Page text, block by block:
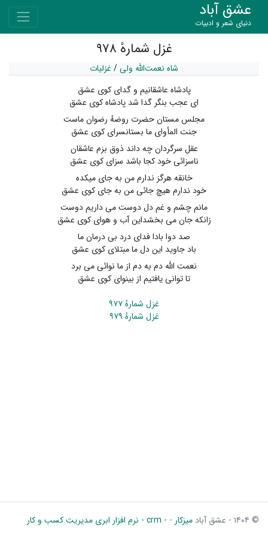
عشق آباد
دنیای شعر و ادبیات
غزل شمارهٔ ۹۷۸
شاه نعمت‌الله ولی/ غزلیات
پادشاه عاشقانیم و گدای کوی عشق
ای عجب بنگر گدا شد پادشاه کوی عشق
مجلس مستان حضرت روضهٔ رضوان ماست
جنت المأوای ما بستانسرای کوی عشق
عقل سرگردان چه داند ذوق بزم عاشقان
ناسزائی خود کجا باشد سزای کوی عشق
خانقه هرگز ندارم من به جای میکده
خود ندارم هیچ جائی من به جای کوی عشق
مانم چشم و غم دل دوست می داریم دوست
زانکه جان می بخشداین آب و هوای کوی عشق
صد دوا بادا فدای درد بی درمان ما
باد جاوید این دل ما مبتلای کوی عشق
نعمت الله دم به دم از ما نوائی می برد
تا توانی یافتیم از بینوای کوی عشق
غزل شمارهٔ ۹۷۷
غزل شمارهٔ ۹۷۹
© ۱۴۰۴ - عشق آباد میزکار - - crm - نرم افزار ابری مدیریت کسب و کار